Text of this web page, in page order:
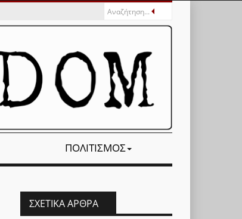
ΠΟΛΙΤΙΣΜΌΣ
ΣΧΕΤΙΚΆ ΆΡΘΡΑ